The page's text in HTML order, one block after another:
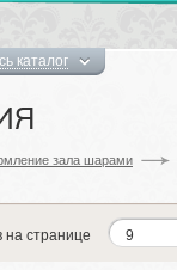
каталог
зала шарами
на странице